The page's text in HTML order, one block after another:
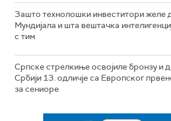
Зашто технолошки инвеститори желе
Мундијала и шта вештачка
с тим
Српске стрелкиње освојиле бронзу и
Србији 13. одличје са Европског
за сениоре